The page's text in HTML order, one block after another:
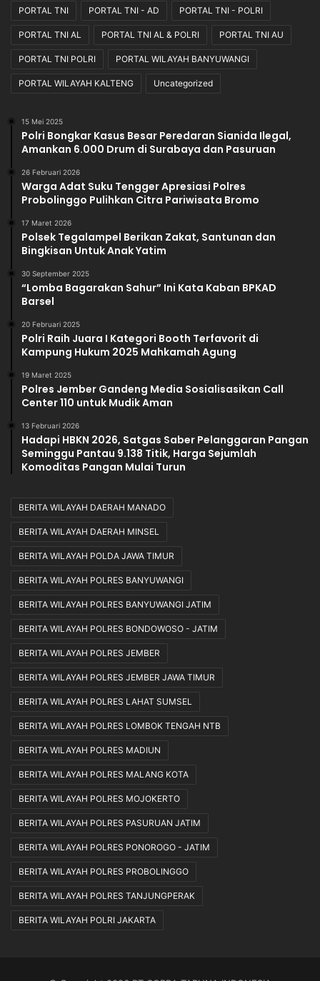
PORTAL TNI PORTAL TNI - AD PORTAL TNI - POLRI
PORTAL TNI AL PORTAL TNI AL & POLRI PORTAL TNI AU
PORTAL TNI POLRI PORTAL WILAYAH BANYUWANGI
PORTAL WILAYAH KALTENG Uncategorized
15 Mei 2025
Polri Bongkar Kasus Besar Peredaran Sianida Ilegal,
Amankan 6.000 Drum di Surabaya dan Pasuruan
26 Februari 2026
Warga Adat Suku Tengger Apresiasi Polres
Probolinggo Pulihkan Citra Pariwisata Bromo
17 Maret 2026
Polsek Tegalampel Berikan Zakat, Santunan dan
Bingkisan Untuk Anak Yatim
30 September 2025
“Lomba Bagarakan Sahur” Ini Kata Kaban BPKAD
Barsel
20 Februari 2025
Polri Raih Juara I Kategori Booth Terfavorit di
Kampung Hukum 2025 Mahkamah Agung
19 Maret 2025
Polres Jember Gandeng Media Sosialisasikan Call
Center 110 untuk Mudik Aman
13 Februari 2026
Hadapi HBKN 2026, Satgas Saber Pelanggaran Pangan
Seminggu Pantau 9.138 Titik, Harga Sejumlah
Komoditas Pangan Mulai Turun
BERITA WILAYAH DAERAH MANADO
BERITA WILAYAH DAERAH MINSEL
BERITA WILAYAH POLDA JAWA TIMUR
BERITA WILAYAH POLRES BANYUWANGI
BERITA WILAYAH POLRES BANYUWANGI JATIM
BERITA WILAYAH POLRES BONDOWOSO - JATIM
BERITA WILAYAH POLRES JEMBER
BERITA WILAYAH POLRES JEMBER JAWA TIMUR
BERITA WILAYAH POLRES LAHAT SUMSEL
BERITA WILAYAH POLRES LOMBOK TENGAH NTB
BERITA WILAYAH POLRES MADIUN
BERITA WILAYAH POLRES MALANG KOTA
BERITA WILAYAH POLRES MOJOKERTO
BERITA WILAYAH POLRES PASURUAN JATIM
BERITA WILAYAH POLRES PONOROGO - JATIM
BERITA WILAYAH POLRES PROBOLINGGO
BERITA WILAYAH POLRES TANJUNGPERAK
BERITA WILAYAH POLRI JAKARTA